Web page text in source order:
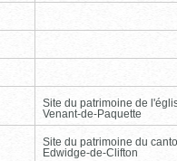
Site du patrimoine de
Venant-de-Paquette
Site du patrimoine du
Edwidge-de-Clifton